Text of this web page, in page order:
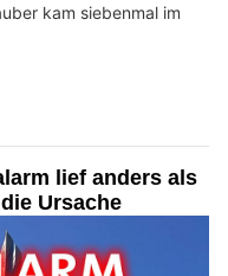
kam siebenmal im
lief anders als
Ursache